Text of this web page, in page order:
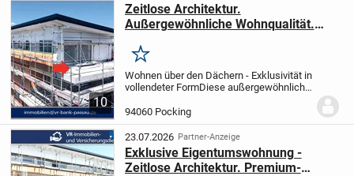
10
Zeitlose Architektur.
Außergewöhnliche Wohnqualität.
Dachterrasse in 94060 Pocking
Merken
Wohnen über den Dächern - Exklusivität in
vollendeter FormDiese außergewöhnliche
anspruchsvolle Architektur, großzügige
Raumdimensionen und eine Ausstattung,
die höchsten...
94060 Pocking
23.07.2026 Partner-Anzeige
Exklusive Eigentumswohnung -
Zeitlose Architektur. Premium-